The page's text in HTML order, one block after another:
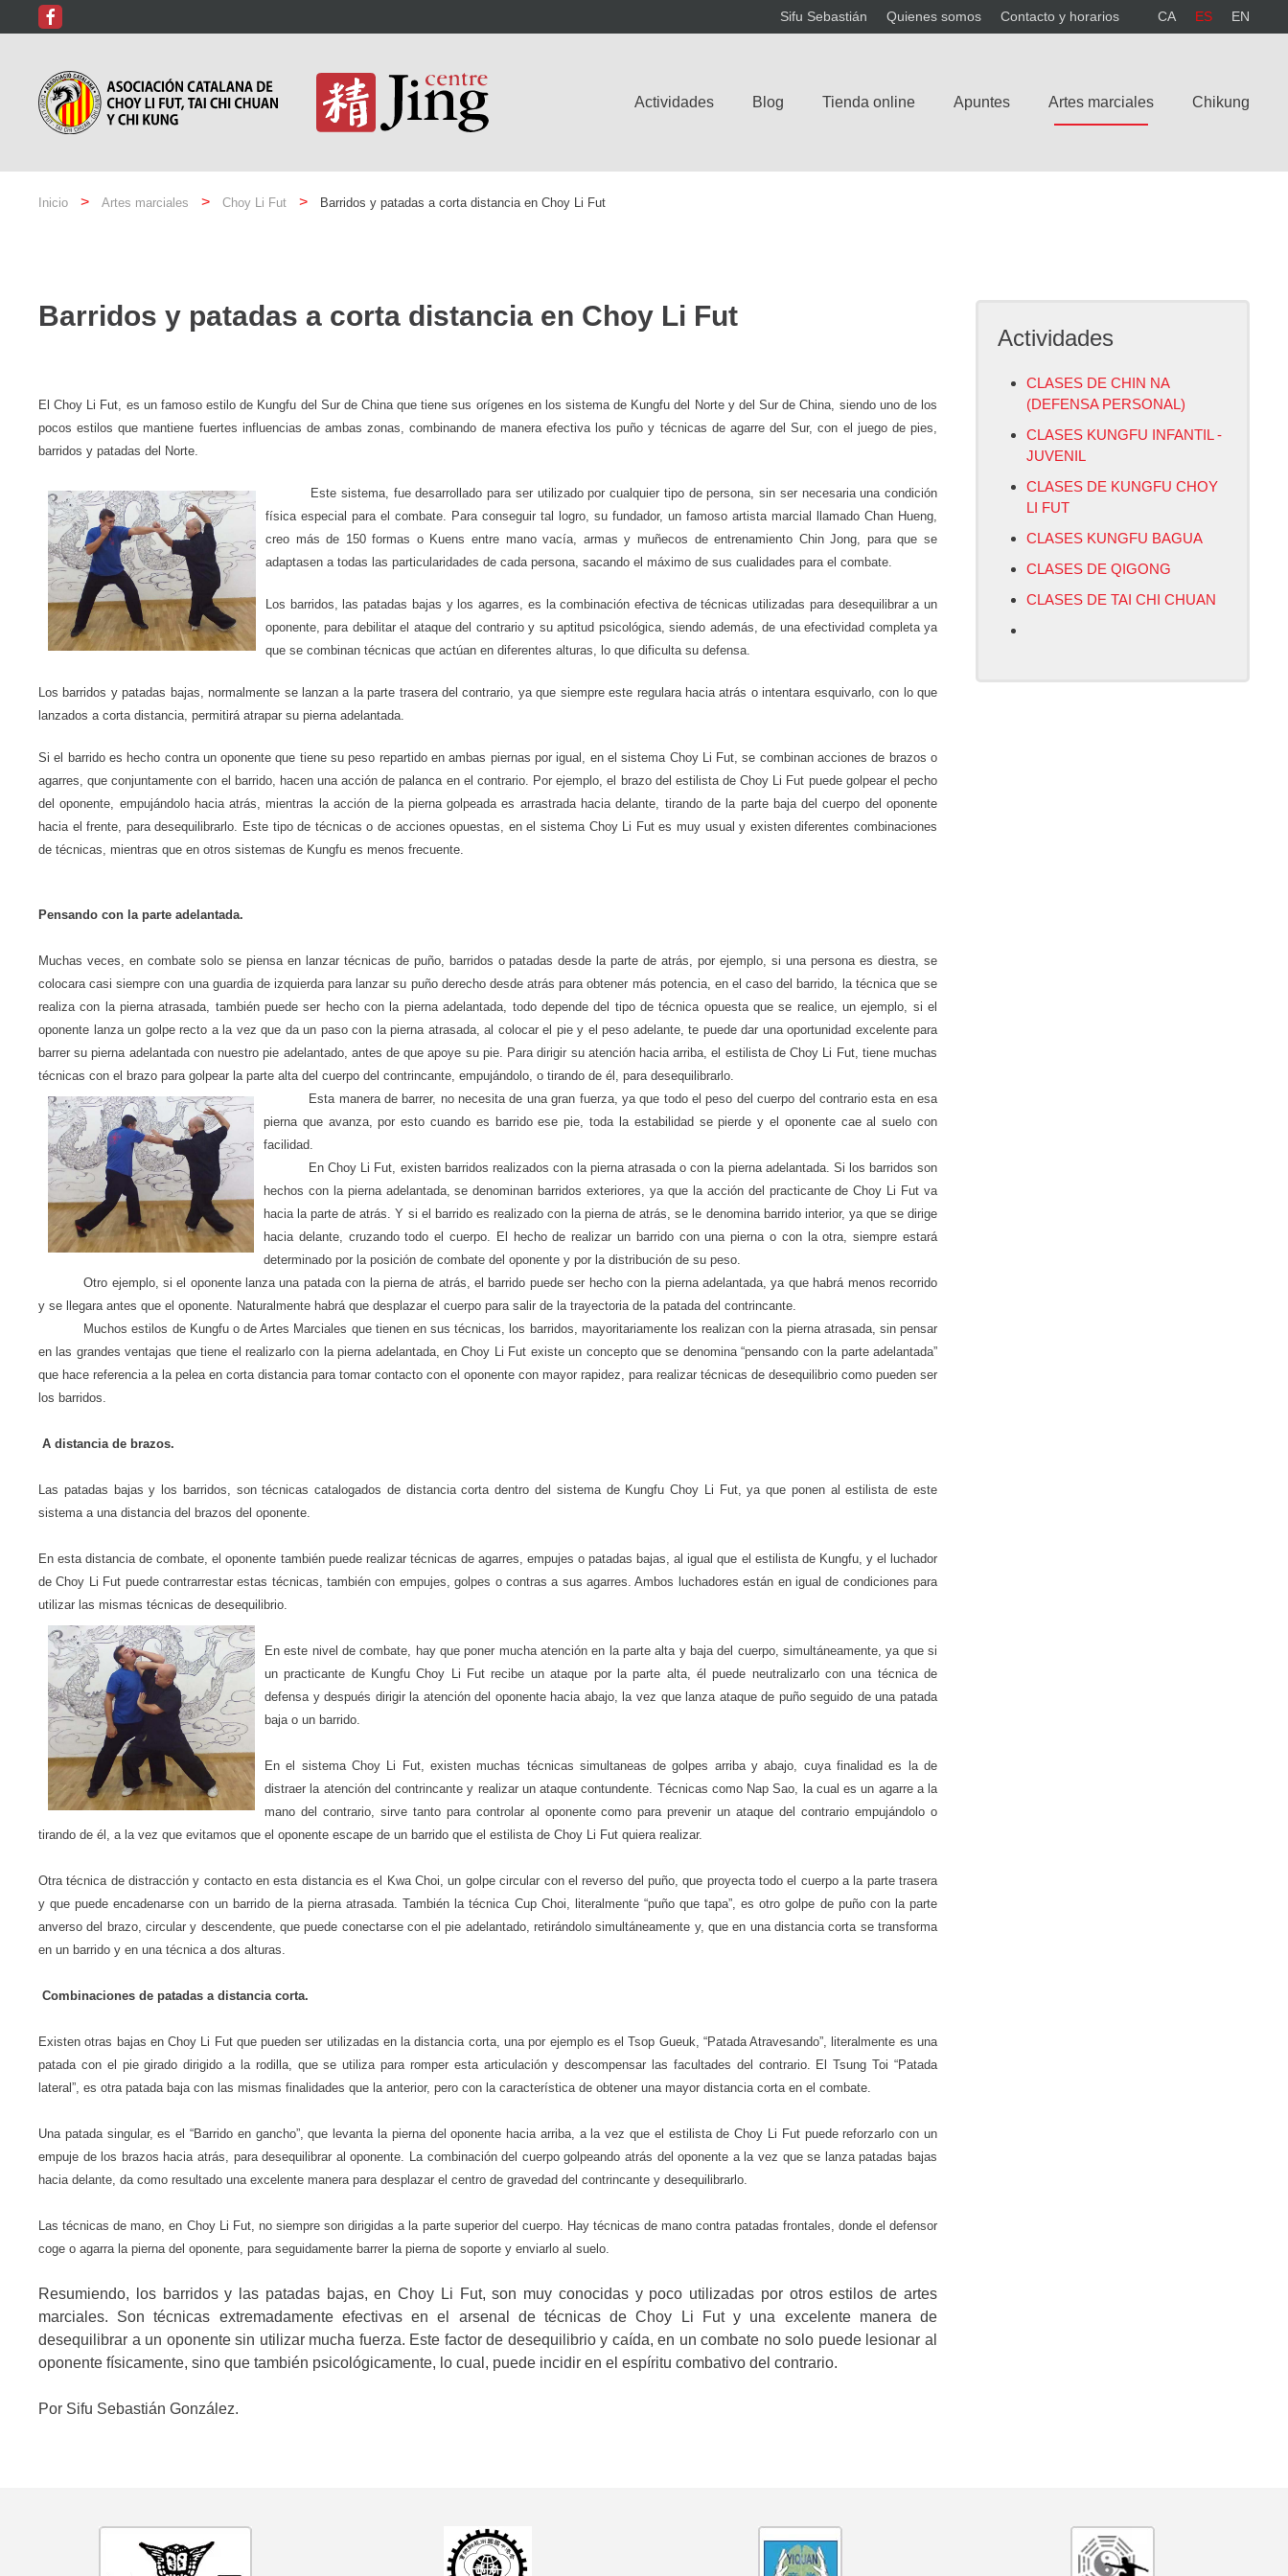
Sifu Sebastián Quienes somos Contacto y horarios CA ES EN
Actividades Blog Tienda online Apuntes Artes marciales Chikung
Inicio Artes marciales Choy Li Fut Barridos y patadas a corta distancia en Choy Li Fut
Barridos y patadas a corta distancia en Choy Li Fut
El Choy Li Fut, es un famoso estilo de Kungfu del Sur de China que tiene sus orígenes en los sistema de Kungfu del Norte y del Sur de China, siendo uno de los
pocos estilos que mantiene fuertes influencias de ambas zonas, combinando de manera efectiva los puño y técnicas de agarre del Sur, con el juego de pies,
barridos y patadas del Norte.
Este sistema, fue desarrollado para ser utilizado por cualquier tipo de persona, sin ser necesaria una condición
física especial para el combate. Para conseguir tal logro, su fundador, un famoso artista marcial llamado Chan Hueng,
creo más de 150 formas o Kuens entre mano vacía, armas y muñecos de entrenamiento Chin Jong, para que se
adaptasen a todas las particularidades de cada persona, sacando el máximo de sus cualidades para el combate.
Los barridos, las patadas bajas y los agarres, es la combinación efectiva de técnicas utilizadas para desequilibrar a un
oponente, para debilitar el ataque del contrario y su aptitud psicológica, siendo además, de una efectividad completa ya
que se combinan técnicas que actúan en diferentes alturas, lo que dificulta su defensa.
Los barridos y patadas bajas, normalmente se lanzan a la parte trasera del contrario, ya que siempre este regulara hacia atrás o intentara esquivarlo, con lo que
lanzados a corta distancia, permitirá atrapar su pierna adelantada.
Si el barrido es hecho contra un oponente que tiene su peso repartido en ambas piernas por igual, en el sistema Choy Li Fut, se combinan acciones de brazos o
agarres, que conjuntamente con el barrido, hacen una acción de palanca en el contrario. Por ejemplo, el brazo del estilista de Choy Li Fut puede golpear el pecho
del oponente, empujándolo hacia atrás, mientras la acción de la pierna golpeada es arrastrada hacia delante, tirando de la parte baja del cuerpo del oponente
hacia el frente, para desequilibrarlo. Este tipo de técnicas o de acciones opuestas, en el sistema Choy Li Fut es muy usual y existen diferentes combinaciones
de técnicas, mientras que en otros sistemas de Kungfu es menos frecuente.
Pensando con la parte adelantada.
Muchas veces, en combate solo se piensa en lanzar técnicas de puño, barridos o patadas desde la parte de atrás, por ejemplo, si una persona es diestra, se
colocara casi siempre con una guardia de izquierda para lanzar su puño derecho desde atrás para obtener más potencia, en el caso del barrido, la técnica que se
realiza con la pierna atrasada, también puede ser hecho con la pierna adelantada, todo depende del tipo de técnica opuesta que se realice, un ejemplo, si el
oponente lanza un golpe recto a la vez que da un paso con la pierna atrasada, al colocar el pie y el peso adelante, te puede dar una oportunidad excelente para
barrer su pierna adelantada con nuestro pie adelantado, antes de que apoye su pie. Para dirigir su atención hacia arriba, el estilista de Choy Li Fut, tiene muchas
técnicas con el brazo para golpear la parte alta del cuerpo del contrincante, empujándolo, o tirando de él, para desequilibrarlo.
Esta manera de barrer, no necesita de una gran fuerza, ya que todo el peso del cuerpo del contrario esta en esa
pierna que avanza, por esto cuando es barrido ese pie, toda la estabilidad se pierde y el oponente cae al suelo con
facilidad.
En Choy Li Fut, existen barridos realizados con la pierna atrasada o con la pierna adelantada. Si los barridos son
hechos con la pierna adelantada, se denominan barridos exteriores, ya que la acción del practicante de Choy Li Fut va
hacia la parte de atrás. Y si el barrido es realizado con la pierna de atrás, se le denomina barrido interior, ya que se dirige
hacia delante, cruzando todo el cuerpo. El hecho de realizar un barrido con una pierna o con la otra, siempre estará
determinado por la posición de combate del oponente y por la distribución de su peso.
Otro ejemplo, si el oponente lanza una patada con la pierna de atrás, el barrido puede ser hecho con la pierna adelantada, ya que habrá menos recorrido
y se llegara antes que el oponente. Naturalmente habrá que desplazar el cuerpo para salir de la trayectoria de la patada del contrincante.
Muchos estilos de Kungfu o de Artes Marciales que tienen en sus técnicas, los barridos, mayoritariamente los realizan con la pierna atrasada, sin pensar
en las grandes ventajas que tiene el realizarlo con la pierna adelantada, en Choy Li Fut existe un concepto que se denomina “pensando con la parte adelantada”
que hace referencia a la pelea en corta distancia para tomar contacto con el oponente con mayor rapidez, para realizar técnicas de desequilibrio como pueden ser
los barridos.
A distancia de brazos.
Las patadas bajas y los barridos, son técnicas catalogados de distancia corta dentro del sistema de Kungfu Choy Li Fut, ya que ponen al estilista de este
sistema a una distancia del brazos del oponente.
En esta distancia de combate, el oponente también puede realizar técnicas de agarres, empujes o patadas bajas, al igual que el estilista de Kungfu, y el luchador
de Choy Li Fut puede contrarrestar estas técnicas, también con empujes, golpes o contras a sus agarres. Ambos luchadores están en igual de condiciones para
utilizar las mismas técnicas de desequilibrio.
En este nivel de combate, hay que poner mucha atención en la parte alta y baja del cuerpo, simultáneamente, ya que si
un practicante de Kungfu Choy Li Fut recibe un ataque por la parte alta, él puede neutralizarlo con una técnica de
defensa y después dirigir la atención del oponente hacia abajo, la vez que lanza ataque de puño seguido de una patada
baja o un barrido.
En el sistema Choy Li Fut, existen muchas técnicas simultaneas de golpes arriba y abajo, cuya finalidad es la de
distraer la atención del contrincante y realizar un ataque contundente. Técnicas como Nap Sao, la cual es un agarre a la
mano del contrario, sirve tanto para controlar al oponente como para prevenir un ataque del contrario empujándolo o
tirando de él, a la vez que evitamos que el oponente escape de un barrido que el estilista de Choy Li Fut quiera realizar.
Otra técnica de distracción y contacto en esta distancia es el Kwa Choi, un golpe circular con el reverso del puño, que proyecta todo el cuerpo a la parte trasera
y que puede encadenarse con un barrido de la pierna atrasada. También la técnica Cup Choi, literalmente “puño que tapa”, es otro golpe de puño con la parte
anverso del brazo, circular y descendente, que puede conectarse con el pie adelantado, retirándolo simultáneamente y, que en una distancia corta se transforma
en un barrido y en una técnica a dos alturas.
Combinaciones de patadas a distancia corta.
Existen otras bajas en Choy Li Fut que pueden ser utilizadas en la distancia corta, una por ejemplo es el Tsop Gueuk, “Patada Atravesando”, literalmente es una
patada con el pie girado dirigido a la rodilla, que se utiliza para romper esta articulación y descompensar las facultades del contrario. El Tsung Toi “Patada
lateral”, es otra patada baja con las mismas finalidades que la anterior, pero con la característica de obtener una mayor distancia corta en el combate.
Una patada singular, es el “Barrido en gancho”, que levanta la pierna del oponente hacia arriba, a la vez que el estilista de Choy Li Fut puede reforzarlo con un
empuje de los brazos hacia atrás, para desequilibrar al oponente. La combinación del cuerpo golpeando atrás del oponente a la vez que se lanza patadas bajas
hacia delante, da como resultado una excelente manera para desplazar el centro de gravedad del contrincante y desequilibrarlo.
Las técnicas de mano, en Choy Li Fut, no siempre son dirigidas a la parte superior del cuerpo. Hay técnicas de mano contra patadas frontales, donde el defensor
coge o agarra la pierna del oponente, para seguidamente barrer la pierna de soporte y enviarlo al suelo.
Resumiendo, los barridos y las patadas bajas, en Choy Li Fut, son muy conocidas y poco utilizadas por otros estilos de artes
marciales. Son técnicas extremadamente efectivas en el arsenal de técnicas de Choy Li Fut y una excelente manera de
desequilibrar a un oponente sin utilizar mucha fuerza. Este factor de desequilibrio y caída, en un combate no solo puede lesionar al
oponente físicamente, sino que también psicológicamente, lo cual, puede incidir en el espíritu combativo del contrario.
Por Sifu Sebastián González.
Actividades
CLASES DE CHIN NA
(DEFENSA PERSONAL)
CLASES KUNGFU INFANTIL -
JUVENIL
CLASES DE KUNGFU CHOY
LI FUT
CLASES KUNGFU BAGUA
CLASES DE QIGONG
CLASES DE TAI CHI CHUAN